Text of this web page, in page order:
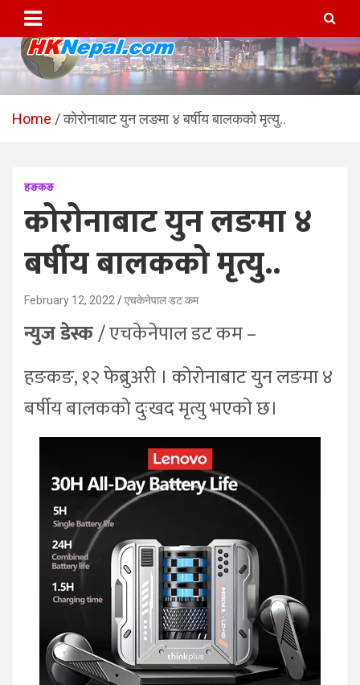
content
HKNepal.com – हङकङबाट
सञ्चालित पहिलो नेपाली अनलाईन
hknepal, hknepal.com, hk nepal, hk nepal com
Home कोरोनाबाट युन लङमा ४ बर्षीय बालकको मृत्यु..
हङकङ
कोरोनाबाट युन लङमा ४
बर्षीय बालकको मृत्यु..
February 12, 2022 एचकेनेपाल डट कम
न्युज डेस्क/ एचकेनेपाल डट कम –
हङकङ, १२ फेब्रुअरी । कोरोनाबाट युन लङमा ४
बर्षीय बालकको दुःखद मृत्यु भएको छ।